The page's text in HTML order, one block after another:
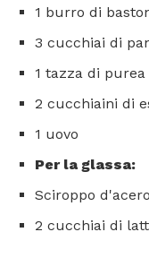
1 burro di
3 cucchiai di
1 tazza di
2 cucchiaini di
1 uovo
Per la glassa:
Sciroppo
2 cucchiai di